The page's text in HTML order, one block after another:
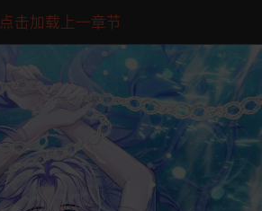
点击加载上一章节